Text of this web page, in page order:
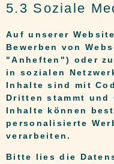
5.3 Soziale
Auf unserer
Bewerben von
"Anheften") oder
in sozialen
Inhalte sind mit
Dritten stammt und
Inhalte können
personalisierte
verarbeiten.
Bitte lies die